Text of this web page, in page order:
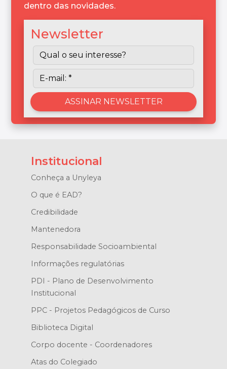
dentro das novidades.
Newsletter
Institucional
Conheça a Unyleya
O que é EAD?
Credibilidade
Mantenedora
Responsabilidade Socioambiental
Informações regulatórias
PDI - Plano de Desenvolvimento
Institucional
PPC - Projetos Pedagógicos de Curso
Biblioteca Digital
Corpo docente - Coordenadores
Atas do Colegiado